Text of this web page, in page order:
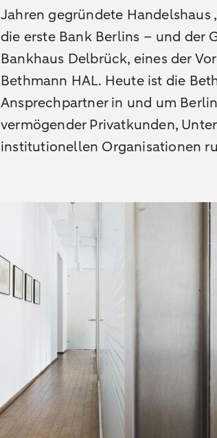
Jahren gegründete Handelshaus
die erste Bank Berlins – und der
Bankhaus Delbrück, eines der
Bethmann HAL. Heute ist die
Ansprechpartner in und um
vermögender Privatkunden,
institutionellen Organisationen